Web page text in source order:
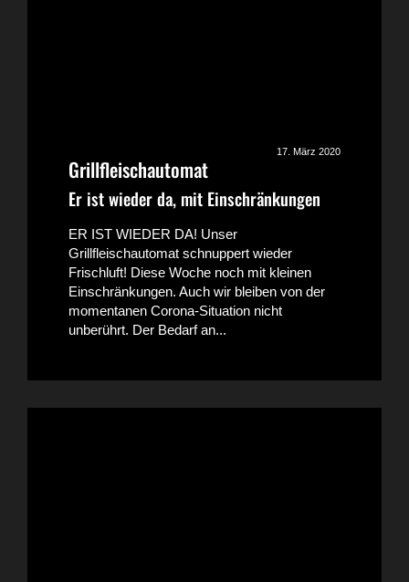
17. März 2020
Grillfleischautomat
Er ist wieder da, mit Einschränkungen
ER IST WIEDER DA! Unser
Grillfleischautomat schnuppert wieder
Frischluft! Diese Woche noch mit kleinen
Einschränkungen. Auch wir bleiben von der
momentanen Corona-Situation nicht
unberührt. Der Bedarf an...